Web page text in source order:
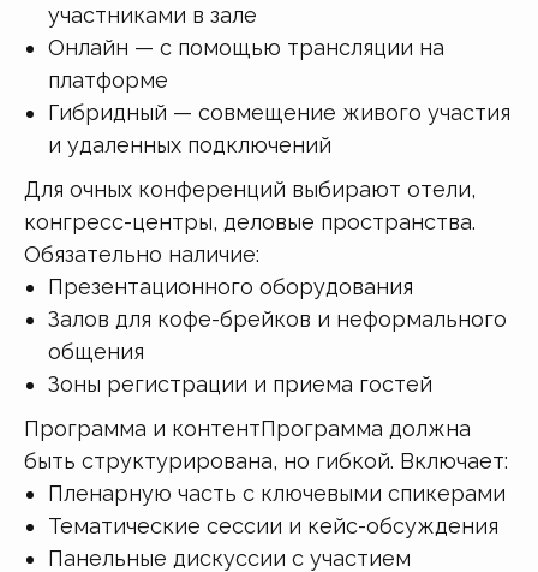
участниками в зале
Онлайн — с помощью трансляции на
платформе
Гибридный — совмещение живого участия
и удаленных подключений
Для очных конференций выбирают отели,
конгресс-центры, деловые пространства.
Обязательно наличие:
Презентационного оборудования
Залов для кофе-брейков и неформального
общения
Зоны регистрации и приема гостей
Программа и контентПрограмма должна
быть структурирована, но гибкой. Включает:
Пленарную часть с ключевыми спикерами
Тематические сессии и кейс-обсуждения
Панельные дискуссии с участием